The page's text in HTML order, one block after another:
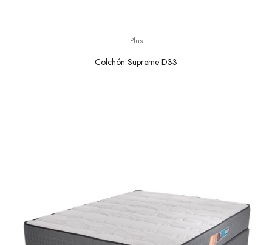
Plus
Colchón Supreme D33